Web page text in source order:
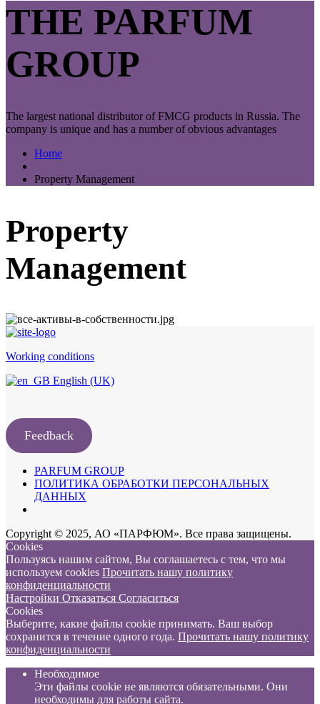
THE PARFUM
GROUP
The largest national distributor of FMCG products in Russia. The
company is unique and has a number of obvious advantages
Home
Property Management
Property
Management
Working conditions
English (UK)
Feedback
PARFUM GROUP
ПОЛИТИКА ОБРАБОТКИ ПЕРСОНАЛЬНЫХ
ДАННЫХ
Copyright © 2025, АО «ПАРФЮМ». Все права защищены.
Cookies
Пользуясь нашим сайтом, Вы соглашаетесь с тем, что мы
используем cookies Прочитать нашу политику
конфиденциальности
Настройки Отказаться Согласиться
Cookies
Выберите, какие файлы cookie принимать. Ваш выбор
сохранится в течение одного года. Прочитать нашу политику
конфиденциальности
Необходимое
Эти файлы cookie не являются обязательными. Они
необходимы для работы сайта.